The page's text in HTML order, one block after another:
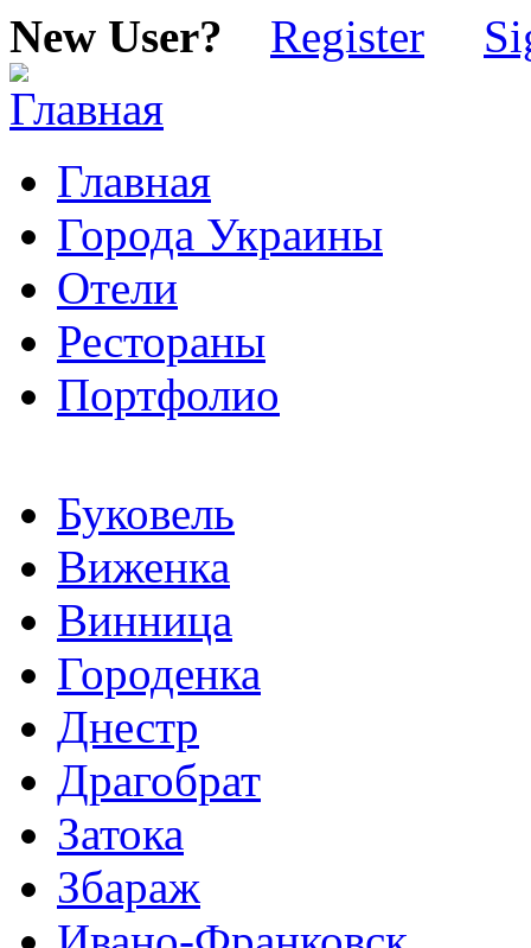
New User? Register
Главная
Города Украины
Отели
Рестораны
Портфолио
Буковель
Виженка
Винница
Городенка
Днестр
Драгобрат
Затока
Збараж